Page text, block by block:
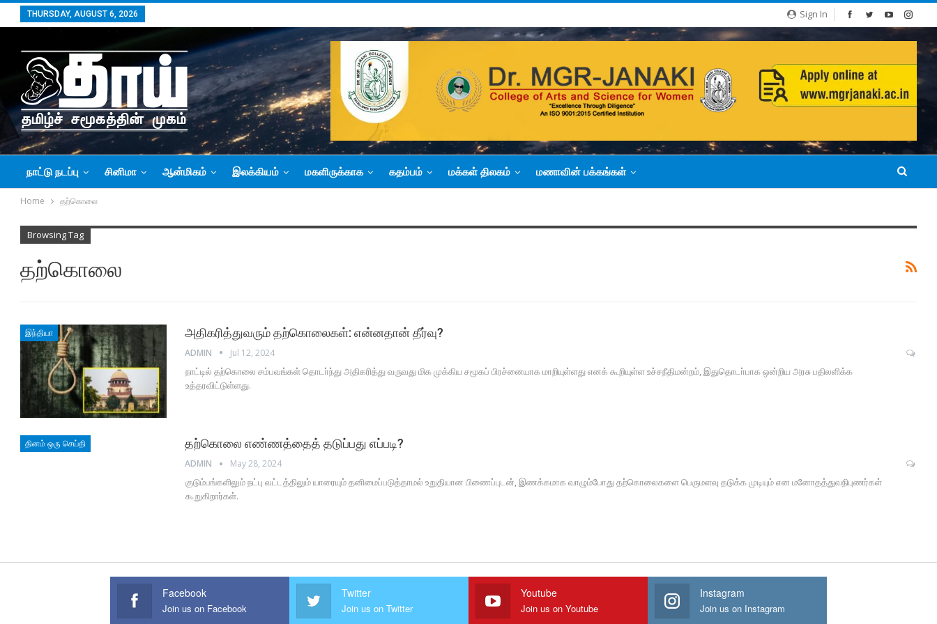
Sign In
THURSDAY, AUGUST 6, 2026
நாட்டு நடப்பு சினிமா ஆன்மிகம் இலக்கியம் மகளிருக்காக கதம்பம் மக்கள் திலகம் மணாவின் பக்கங்கள்
Home தற்கொலை
Browsing Tag
தற்கொலை
இந்தியா அதிகரித்துவரும் தற்கொலைகள்: என்னதான் தீர்வு?
ADMIN Jul 12, 2024
நாட்டில் தற்கொலை சம்பவங்கள் தொடா்ந்து அதிகரித்து வருவது மிக முக்கிய சமூகப் பிரச்னையாக மாறியுள்ளது எனக் கூறியுள்ள உச்சநீதிமன்றம், இதுதொடா்பாக ஒன்றிய அரசு பதிலளிக்க
உத்தரவிட்டுள்ளது.
தினம் ஒரு செய்தி தற்கொலை எண்ணத்தைத் தடுப்பது எப்படி?
ADMIN May 28, 2024
குடும்பங்களிலும் நட்பு வட்டத்திலும் யாரையும் தனிமைப்படுத்தாமல் உறுதியான பிணைப்புடன், இணக்கமாக வாழும்போது தற்கொலைகளை பெருமளவு தடுக்க முடியும் என மனோதத்துவநிபுணர்கள்
கூறுகிறார்கள்.
Facebook
Join us on Facebook
Twitter
Join us on Twitter
Youtube
Join us on Youtube
Instagram
Join us on Instagram